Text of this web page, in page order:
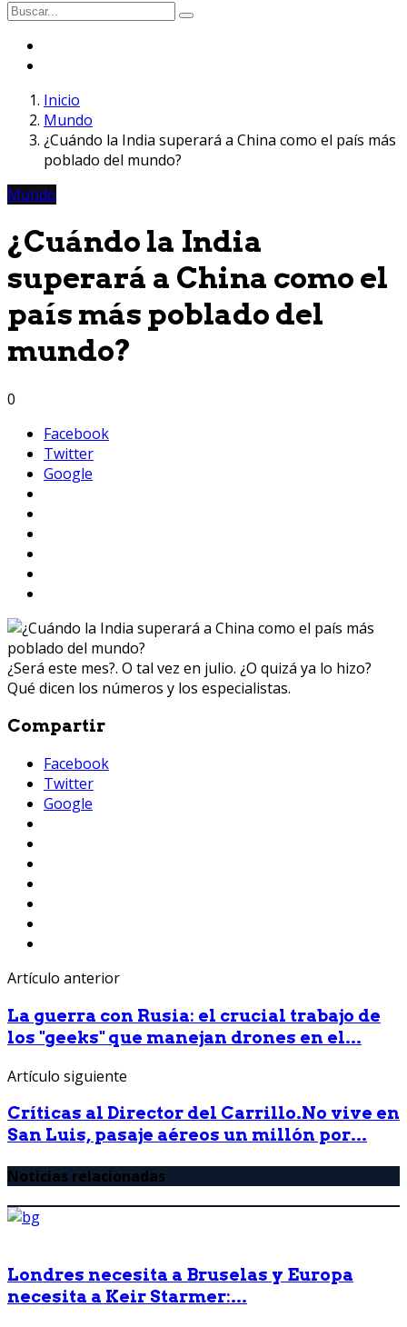
Inicio
Mundo
¿Cuándo la India superará a China como el país más
poblado del mundo?
Mundo
¿Cuándo la India
superará a China como el
país más poblado del
mundo?
0
Facebook
Twitter
Google
¿Será este mes?. O tal vez en julio. ¿O quizá ya lo hizo?
Qué dicen los números y los especialistas.
Compartir
Facebook
Twitter
Google
Artículo anterior
La guerra con Rusia: el crucial trabajo de
los "geeks" que manejan drones en el...
Artículo siguiente
Críticas al Director del Carrillo.No vive en
San Luis, pasaje aéreos un millón por...
Noticias relacionadas
Londres necesita a Bruselas y Europa
necesita a Keir Starmer:...